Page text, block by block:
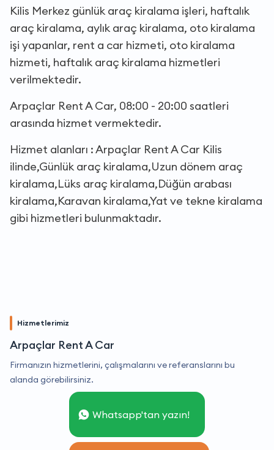
Kilis Merkez günlük araç kiralama işleri, haftalık
araç kiralama, aylık araç kiralama, oto kiralama
işi yapanlar, rent a car hizmeti, oto kiralama
hizmeti, haftalık araç kiralama hizmetleri
verilmektedir.
Arpaçlar Rent A Car, 08:00 - 20:00 saatleri
arasında hizmet vermektedir.
Hizmet alanları : Arpaçlar Rent A Car Kilis
ilinde,Günlük araç kiralama,Uzun dönem araç
kiralama,Lüks araç kiralama,Düğün arabası
kiralama,Karavan kiralama,Yat ve tekne kiralama
gibi hizmetleri bulunmaktadır.
Hizmetlerimiz
Arpaçlar Rent A Car
Firmanızın hizmetlerini, çalışmalarını ve referanslarını bu
alanda görebilirsiniz.
Whatsapp'tan yazın!